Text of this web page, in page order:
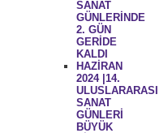
SANAT
GÜNLERİNDE
2. GÜN
GERİDE
KALDI
HAZİRAN
2024 |14.
ULUSLARARASI
SANAT
GÜNLERİ
BÜYÜK